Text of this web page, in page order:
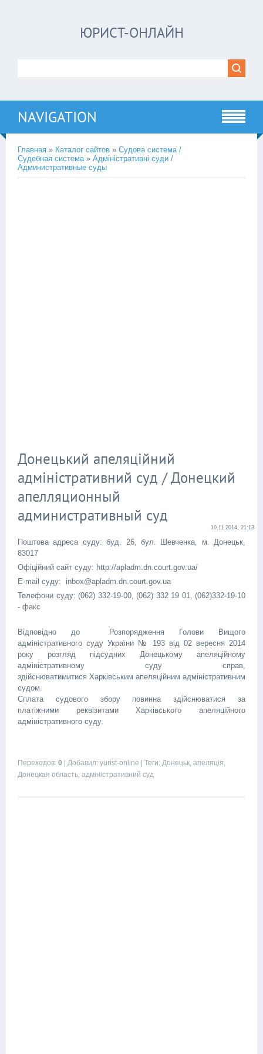
ЮРИСТ-ОНЛАЙН
NAVIGATION
Главная » Каталог сайтов » Судова система /
Судебная система» Адміністративні суди /
Административные суды
Донецький апеляційний
адміністративний суд / Донецкий
апелляционный
административный суд
10.11.2014, 21:13
Поштова адреса суду: буд. 26, бул. Шевченка, м. Донецьк,
83017
Офіційний сайт суду: http://apladm.dn.court.gov.ua/
E-mail суду: inbox@apladm.dn.court.gov.ua
Телефони суду: (062) 332-19-00, (062) 332 19 01, (062)332-19-10
- факс
Відповідно до Розпорядження Голови Вищого
адміністративного суду України № 193 від 02 вересня 2014
року розгляд підсудних Донецькому апеляційному
адміністративному суду справ,
здійснюватимитися Харківським апеляційним адміністративним
судом.
Сплата судового збору повинна здійснюватися за
платіжними реквізитами Харківського апеляційного
адміністративного суду.
Переходов: 0 Добавил: yurist-online Теги: Донецьк, апеляція,
Донецкая область, адміністративний суд